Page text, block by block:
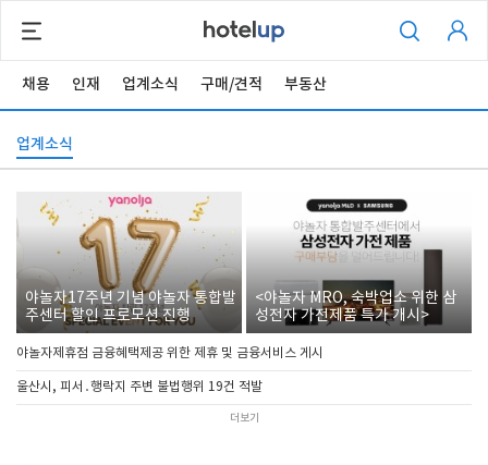
채용 인재 업계소식 구매/견적 부동산
업계소식
야놀자17주년 기념 야놀자 통합발
주센터 할인 프로모션 진행
<야놀자 MRO, 숙박업소 위한 삼
성전자 가전제품 특가 개시>
야놀자제휴점 금융혜택제공 위한 제휴 및 금융서비스 게시
울산시, 피서․행락지 주변 불법행위 19건 적발
더보기